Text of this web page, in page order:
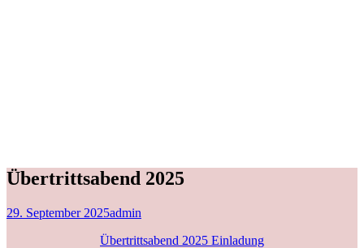
Übertrittsabend 2025
29. September 2025admin
Übertrittsabend 2025 Einladung